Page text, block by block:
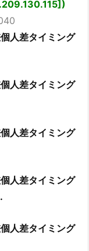
人差タイミング
人差タイミング
人差タイミング
人差タイミング
人差タイミング